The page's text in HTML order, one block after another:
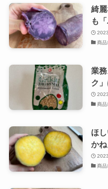
綺
も
商品
業
ク
商品
ほ
か
商品